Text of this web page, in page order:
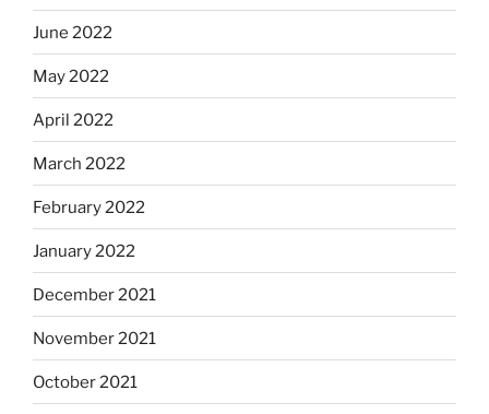
June 2022
May 2022
April 2022
March 2022
February 2022
January 2022
December 2021
November 2021
October 2021